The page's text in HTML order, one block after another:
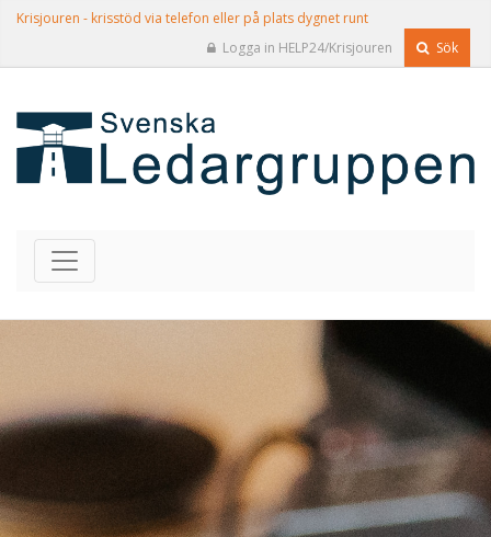
Krisjouren - krisstöd via telefon eller på plats dygnet runt
Logga in HELP24/Krisjouren
Sök